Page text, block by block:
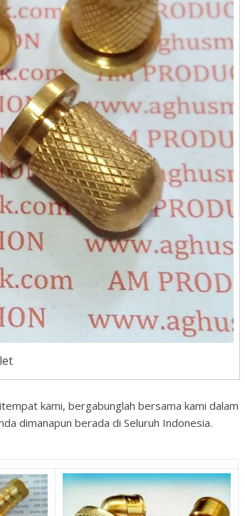
kami, bergabunglah bersama kami dalam
dimanapun berada di Seluruh Indonesia.